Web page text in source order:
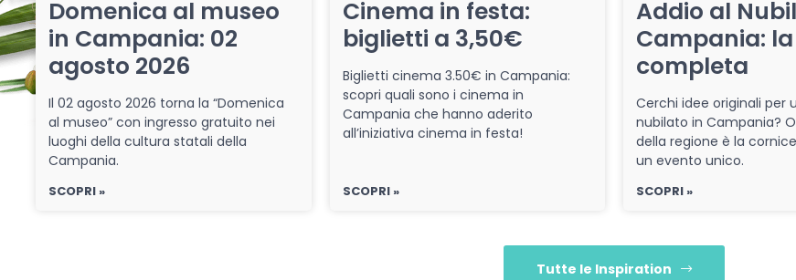
Domenica al museo
in Campania: 02
agosto 2026
Il 02 agosto 2026 torna la “Domenica
al museo” con ingresso gratuito nei
luoghi della cultura statali della
Campania.
SCOPRI »
Cinema in festa:
biglietti a 3,50€
Biglietti cinema 3.50€ in Campania:
scopri quali sono i cinema in
Campania che hanno aderito
all’iniziativa cinema in festa!
SCOPRI »
Addio al
Campania:
completa
Cerchi idee originali per
nubilato in Campania?
della regione è la
un evento unico.
SCOPRI »
Tutte le Inspiration